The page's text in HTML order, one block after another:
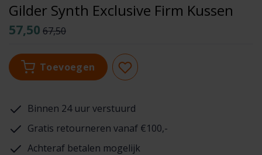
Gilder Synth Exclusive Firm Kussen
57,50 67,50
Toevoegen
Binnen 24 uur verstuurd
Gratis retourneren vanaf €100,-
Achteraf betalen mogelijk